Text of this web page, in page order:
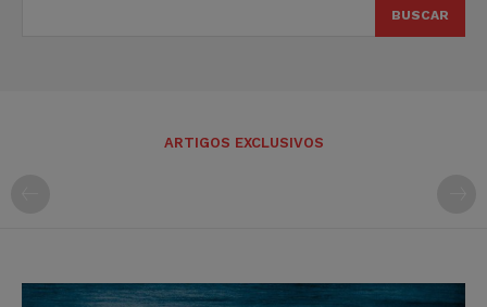
BUSCAR
ARTIGOS EXCLUSIVOS